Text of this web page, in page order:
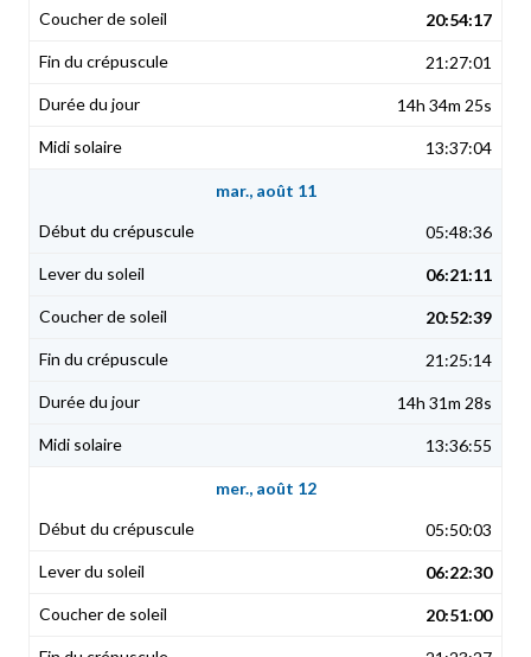
20:54:17
21:27:01
14h 34m 25s
13:37:04
mar., août 11
05:48:36
06:21:11
20:52:39
21:25:14
14h 31m 28s
13:36:55
mer., août 12
05:50:03
06:22:30
20:51:00